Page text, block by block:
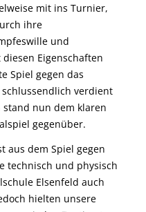
mit ins Turnier,
ihre
und
Eigenschaften
Spiel gegen das
verdient
nun dem klaren
gegenüber.
aus dem Spiel gegen
technisch und physisch
Elsenfeld auch
hielten unsere